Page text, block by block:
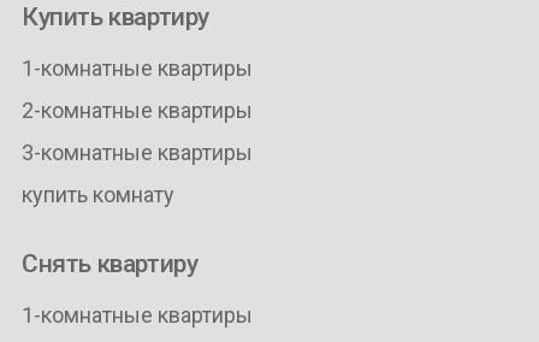
Купить квартиру
1-комнатные квартиры
2-комнатные квартиры
3-комнатные квартиры
купить комнату
Снять квартиру
1-комнатные квартиры